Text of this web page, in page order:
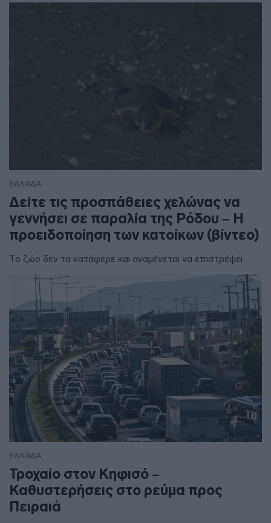
ΕΛΛΑΔΑ
Δείτε τις προσπάθειες χελώνας να
γεννήσει σε παραλία της Ρόδου – Η
προειδοποίηση των κατοίκων (βίντεο)
Το ζώο δεν τα κατάφερε και αναμένεται να επιστρέψει
ΕΛΛΑΔΑ
Τροχαίο στον Κηφισό –
Καθυστερήσεις στο ρεύμα προς
Πειραιά